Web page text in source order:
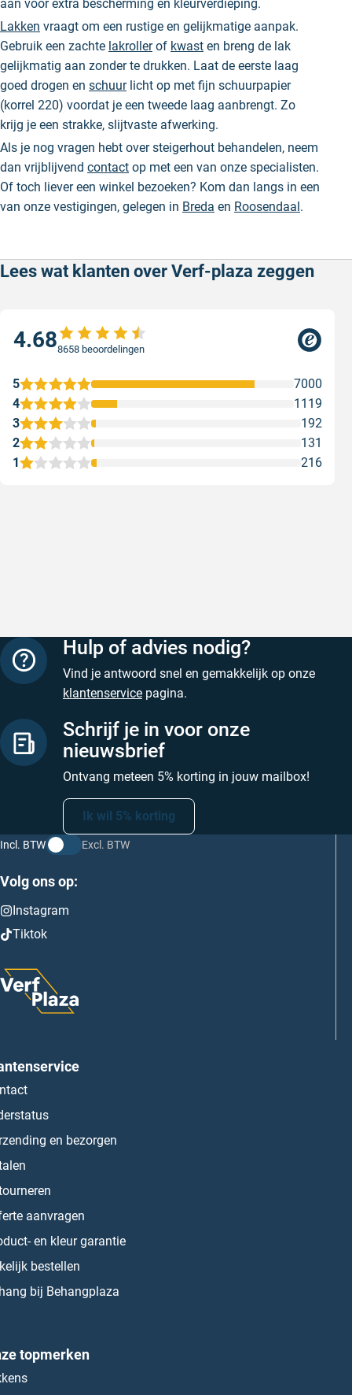
aan voor extra bescherming en kleurverdieping.
Lakken vraagt om een rustige en gelijkmatige aanpak.
Gebruik een zachte lakrollerof kwast en breng de lak
gelijkmatig aan zonder te drukken. Laat de eerste laag
goed drogen en schuurlicht op met fijn schuurpapier
(korrel 220) voordat je een tweede laag aanbrengt. Zo
krijg je een strakke, slijtvaste afwerking.
Als je nog vragen hebt over steigerhout behandelen, neem
dan vrijblijvend contact op met een van onze specialisten.
Of toch liever een winkel bezoeken? Kom dan langs in een
van onze vestigingen, gelegen in Breda en Roosendaal .
Lees wat klanten over Verf-plaza zeggen
4.688658 beoordelingen
1 216
2 131
3 192
4 1119
5 7000
Hulp of advies nodig?
Vind je antwoord snel en gemakkelijk op onze
klantenservice pagina.
Schrijf je in voor onze
nieuwsbrief
Ontvang meteen 5% korting in jouw mailbox!
Ik wil 5% korting
Incl. BTW Excl. BTW
Volg ons op:
Instagram
Tiktok
en bezorgen
aanvragen
en kleur garantie
bestellen
bij Behangplaza
topmerken